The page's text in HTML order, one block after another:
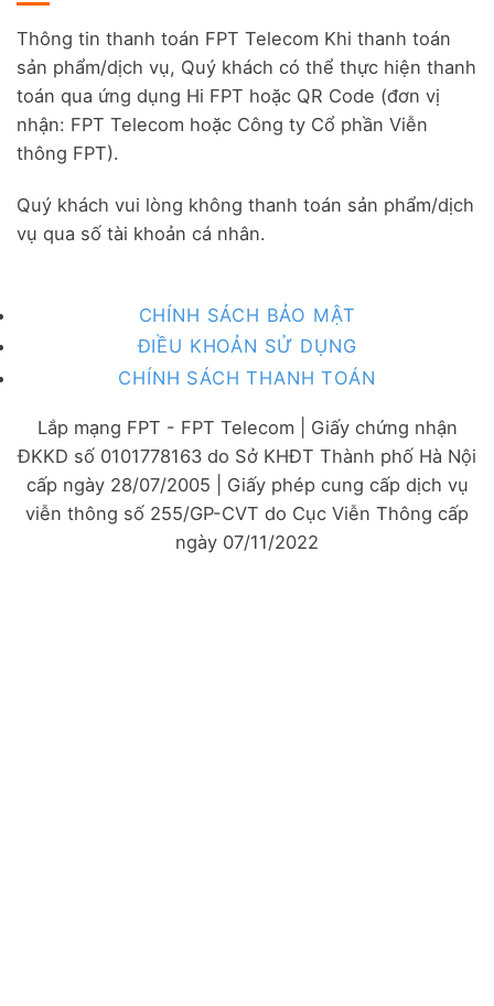
Thông tin thanh toán FPT Telecom Khi thanh toán
sản phẩm/dịch vụ, Quý khách có thể thực hiện thanh
toán qua ứng dụng Hi FPT hoặc QR Code (đơn vị
nhận: FPT Telecom hoặc Công ty Cổ phần Viễn
thông FPT).
Quý khách vui lòng không thanh toán sản phẩm/dịch
vụ qua số tài khoản cá nhân.
CHÍNH SÁCH BẢO MẬT
ĐIỀU KHOẢN SỬ DỤNG
CHÍNH SÁCH THANH TOÁN
Lắp mạng FPT - FPT Telecom | Giấy chứng nhận
ĐKKD số 0101778163 do Sở KHĐT Thành phố Hà Nội
cấp ngày 28/07/2005 | Giấy phép cung cấp dịch vụ
viễn thông số 255/GP-CVT do Cục Viễn Thông cấp
ngày 07/11/2022